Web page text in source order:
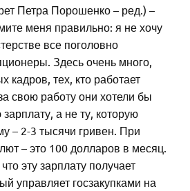
Петра Порошенко – ред.) –
меня правильно: я не хочу
все поголовно
Здесь очень много,
кадров, тех, кто работает
свою работу они хотели бы
а не ту, которую
– 2-3 тысячи гривен. При
– это 100 долларов в месяц.
эту зарплату получает
управляет госзакупками на